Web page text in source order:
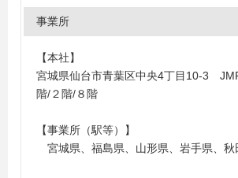
事業所
【本社】
宮城県仙台市青葉区中央4丁目10-3
階/２階/８階
【事業所（駅等）】
宮城県、福島県、山形県、岩手県、秋